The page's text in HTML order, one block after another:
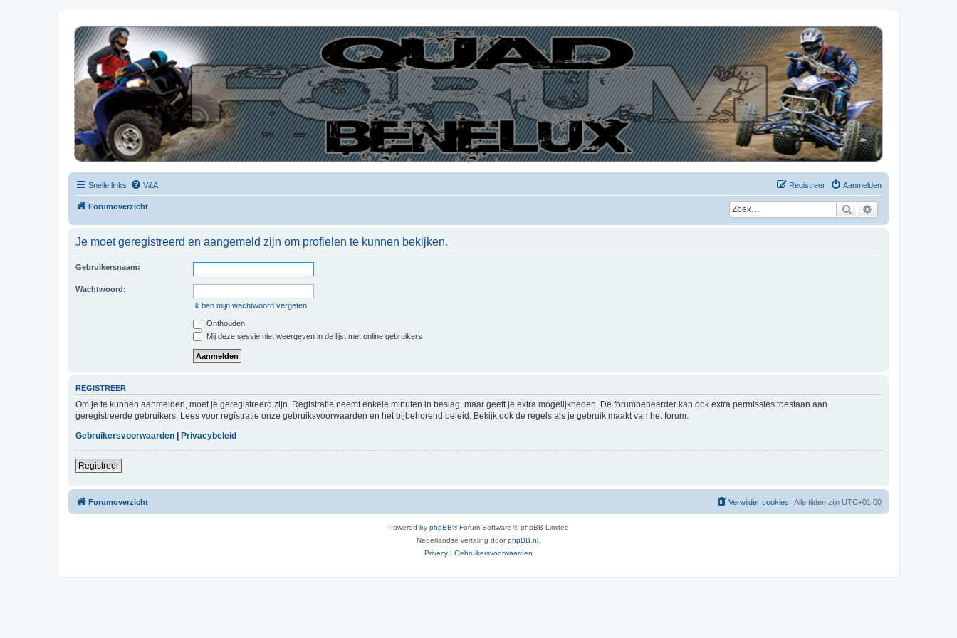
| QFB |
Hét quadforum van de Benelux
Snelle links V&A Aanmelden
Registreer
Forumoverzicht Zoek
Je moet geregistreerd en aangemeld zijn om profielen te kunnen bekijken.
Gebruikersnaam:
Wachtwoord:
Ik ben mijn wachtwoord vergeten
Onthouden
Mij deze sessie niet weergeven in de lijst met online gebruikers
REGISTREER
Om je te kunnen aanmelden, moet je geregistreerd zijn. Registratie neemt enkele minuten in beslag, maar geeft je extra mogelijkheden. De forumbeheerder kan ook extra permissies toestaan aan
geregistreerde gebruikers. Lees voor registratie onze gebruiksvoorwaarden en het bijbehorend beleid. Bekijk ook de regels als je gebruik maakt van het forum.
Gebruikersvoorwaarden | Privacybeleid
Registreer
Forumoverzicht Alle tijden zijn UTC+01:00
Verwijder cookies
Powered by phpBB® Forum Software © phpBB Limited
Nederlandse vertaling doorphpBB.nl
Privacy | Gebruikersvoorwaarden